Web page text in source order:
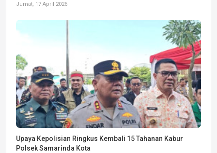
Jumat, 17 April 2026
Upaya Kepolisian Ringkus Kembali 15 Tahanan Kabur
Polsek Samarinda Kota